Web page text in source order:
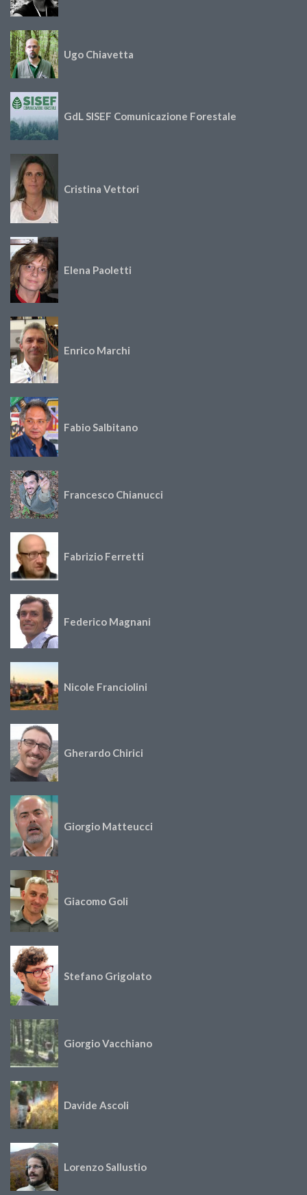
Ugo Chiavetta
GdL SISEF Comunicazione Forestale
Cristina Vettori
Elena Paoletti
Enrico Marchi
Fabio Salbitano
Francesco Chianucci
Fabrizio Ferretti
Federico Magnani
Nicole Franciolini
Gherardo Chirici
Giorgio Matteucci
Giacomo Goli
Stefano Grigolato
Giorgio Vacchiano
Davide Ascoli
Lorenzo Sallustio